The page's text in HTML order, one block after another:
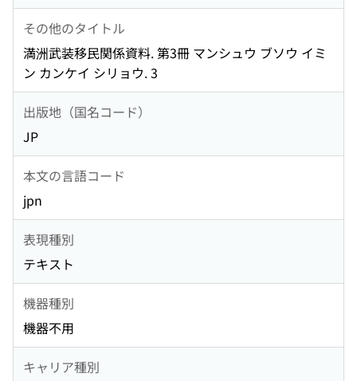
その他のタイトル
満洲武装移民関係資料. 第3冊 マンシュウ ブソウ イミ
ン カンケイ シリョウ. 3
出版地（国名コード）
JP
本文の言語コード
jpn
表現種別
テキスト
機器種別
機器不用
キャリア種別